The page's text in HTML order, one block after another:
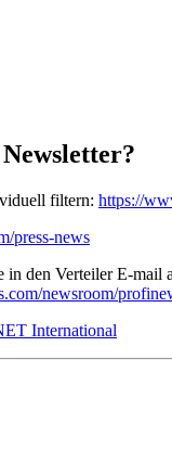
filtern: https://
press-news
in den Verteiler E-mail
newsroom/
International